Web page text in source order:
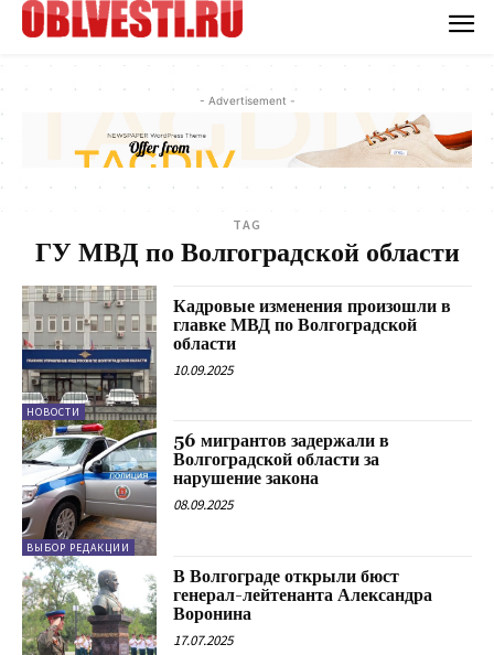
- Advertisement -
TAG
ГУ МВД по Волгоградской области
НОВОСТИ
Кадровые изменения произошли в
главке МВД по Волгоградской
области
10.09.2025
ВЫБОР РЕДАКЦИИ
56 мигрантов задержали в
Волгоградской области за
нарушение закона
08.09.2025
В Волгограде открыли бюст
генерал-лейтенанта Александра
Воронина
17.07.2025